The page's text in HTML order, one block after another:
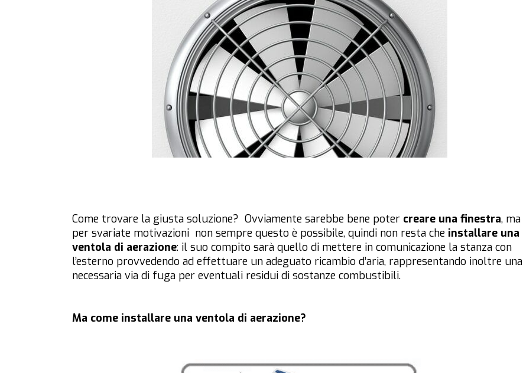
Come trovare la giusta soluzione? Ovviamente sarebbe bene poter creare una finestra, ma
per svariate motivazioni non sempre questo è possibile, quindi non resta che installare una
ventola di aerazione: il suo compito sarà quello di mettere in comunicazione la stanza con
l’esterno provvedendo ad effettuare un adeguato ricambio d’aria, rappresentando inoltre una
necessaria via di fuga per eventuali residui di sostanze combustibili.
Ma come installare una ventola di aerazione?